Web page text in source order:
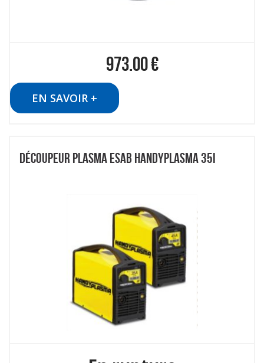
973.00€
EN SAVOIR +
DÉCOUPEUR PLASMA ESAB HANDYPLASMA 35I